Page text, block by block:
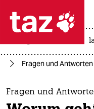
 taz
themen
Fragen und
Fragen und